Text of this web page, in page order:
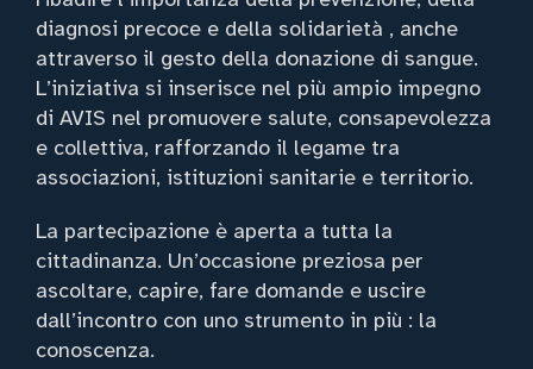
diagnosi precoce e della solidarietà , anche
attraverso il gesto della donazione di sangue.
L’iniziativa si inserisce nel più ampio impegno
di AVIS nel promuovere salute, consapevolezza
e collettiva, rafforzando il legame tra
associazioni, istituzioni sanitarie e territorio.
La partecipazione è aperta a tutta la
cittadinanza. Un’occasione preziosa per
ascoltare, capire, fare domande e uscire
dall’incontro con uno strumento in più : la
conoscenza.